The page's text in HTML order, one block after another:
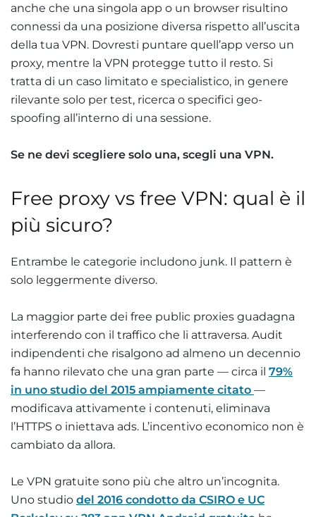
anche che una singola app o un browser risultino
connessi da una posizione diversa rispetto all’uscita
della tua VPN. Dovresti puntare quell’app verso un
proxy, mentre la VPN protegge tutto il resto. Si
tratta di un caso limitato e specialistico, in genere
rilevante solo per test, ricerca o specifici geo-
spoofing all’interno di una sessione.
Se ne devi scegliere solo una, scegli una VPN.
Free proxy vs free VPN: qual è il
più sicuro?
Entrambe le categorie includono junk. Il pattern è
solo leggermente diverso.
La maggior parte dei free public proxies guadagna
interferendo con il traffico che li attraversa. Audit
indipendenti che risalgono ad almeno un decennio
fa hanno rilevato che una gran parte — circa il 79%
in uno studio del 2015 ampiamente citato —
modificava attivamente i contenuti, eliminava
l’HTTPS o iniettava ads. L’incentivo economico non è
cambiato da allora.
Le VPN gratuite sono più che altro un’incognita.
Uno studio del 2016 condotto da CSIRO e UC